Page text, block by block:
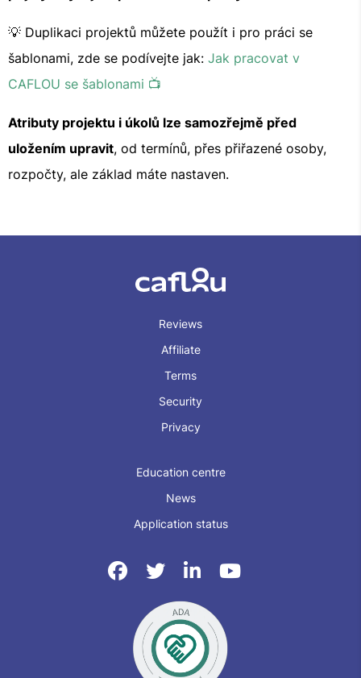
💡 Duplikaci projektů můžete použít i pro práci se
šablonami, zde se podívejte jak: Jak pracovat v
CAFLOU se šablonami 📺
Atributy projektu i úkolů lze samozřejmě před
uložením upravit, od termínů, přes přiřazené osoby,
rozpočty, ale základ máte nastaven.
Reviews
Affiliate
Terms
Security
Privacy
Education centre
News
Application status